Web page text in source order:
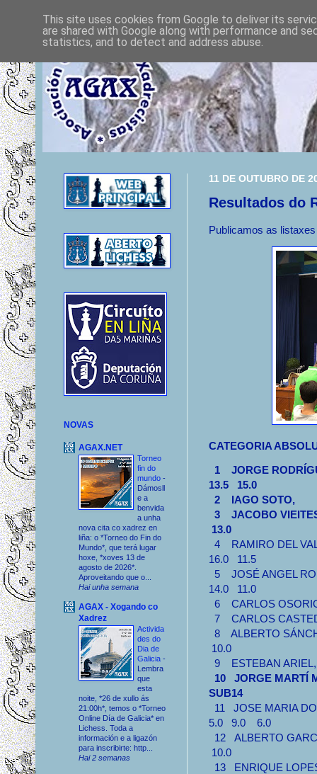
11 DE OUTUBRO DE
Resultados do
Publicamos as
CATEGORIA
1 JORGE
13.5 15.0
2 IAGO SOTO,
3 JACOBO
13.0
4 RAMIRO
16.0 11.5
5 JOSÉ
14.0 11.0
6 CARLOS
7 CARLOS
8 ALBERTO
10.0
9 ESTEBAN
10 JORGE
SUB14
11 JOSE
5.0 9.0 6.0
12 ALBERTO
10.0
13 ENRIQUE
NOVAS
AGAX.NET
Torneo
fin do
mundo -
Dámosll
e a
benvida
a unha
nova cita co xadrez en
liña: o *Torneo do Fin do
Mundo*, que terá lugar
hoxe, *xoves 13 de
agosto de 2026*.
Aproveitando que o...
Hai unha semana
AGAX - Xogando co
Xadrez
Activida
des do
Dia de
Galicia -
Lembra
que
esta
noite, *26 de xullo ás
21:00h*, temos o *Torneo
Online Día de Galicia* en
Lichess. Toda a
información e a ligazón
para inscribirte: http...
Hai 2 semanas
This site uses cookies from Google to deliver its
are shared with Google along with performance and
statistics, and to detect and address abuse.